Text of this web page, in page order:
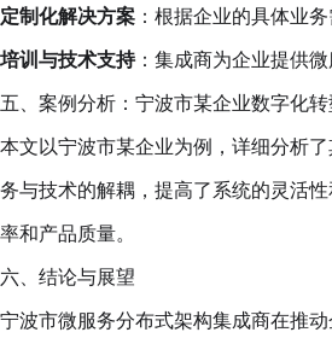
定制化解决方案 ：根据企业的具体业
培训与技术支持：集成商为企业提供
五、案例分析：宁波市某企业数字化
本文以宁波市某企业为例，详细分析
务与技术的解耦，提高了系统的灵活
率和产品质量。
六、结论与展望
宁波市微服务分布式架构集成商在推